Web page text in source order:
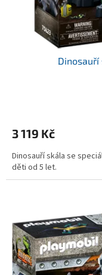
Dinosauří
3 119 Kč
Dinosauří skála se
děti od 5 let.